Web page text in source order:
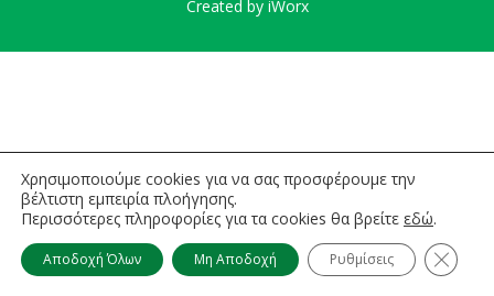
Created by iWorx
Χρησιμοποιούμε cookies για να σας προσφέρουμε την
βέλτιστη εμπειρία πλοήγησης.
Περισσότερες πληροφορίες για τα cookies θα βρείτε εδώ.
Αποδοχή Όλων Μη Αποδοχή Ρυθμίσεις